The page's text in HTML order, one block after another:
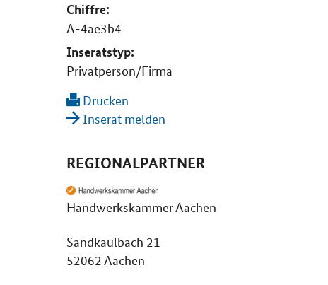
Chiffre:
A-4ae3b4
Inseratstyp:
Privatperson/Firma
Drucken
Inserat melden
REGIONALPARTNER
Handwerkskammer Aachen
Sandkaulbach 21
52062 Aachen